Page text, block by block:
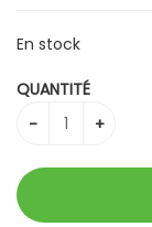
En stock
QUANTITÉ